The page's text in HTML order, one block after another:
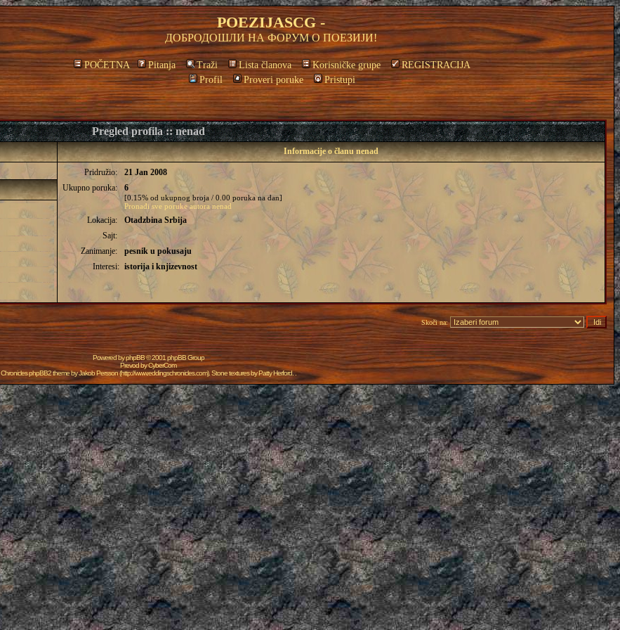
POEZIJASCG -
ДОБРОДОШЛИ НА ФОРУМ О ПОЕЗИЈИ!
POČETNA Pitanja Traži Lista članova Korisničke grupe
REGISTRACIJA
Profil
Proveri poruke Pristupi
Pregled profila :: nenad
Informacije o članu nenad
Pridružio:
21 Jan 2008
Ukupno poruka:
6
[0.15% od ukupnog broja / 0.00 poruka na dan]
Pronađi sve poruke autora nenad
Lokacija:
Otadzbina Srbija
Sajt:
Zanimanje:
pesnik u pokusaju
Interesi: istorija i knjizevnost
Skoči na:
Powered byphpBB© 2001 phpBB Group
Prevod byCyberCom
Chronicles phpBB2 theme byJakob Persson(http://www.eddingschronicles.com). Stone textures byPatty Herford. .